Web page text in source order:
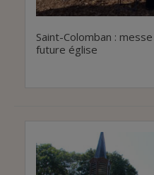
Saint-Colomban :
future église